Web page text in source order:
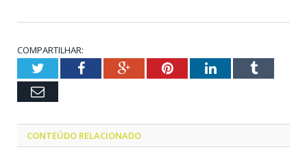
COMPARTILHAR:
TwitterFacebookGoogle+PinterestLinkedInTumblr
Email
CONTEÚDO RELACIONADO